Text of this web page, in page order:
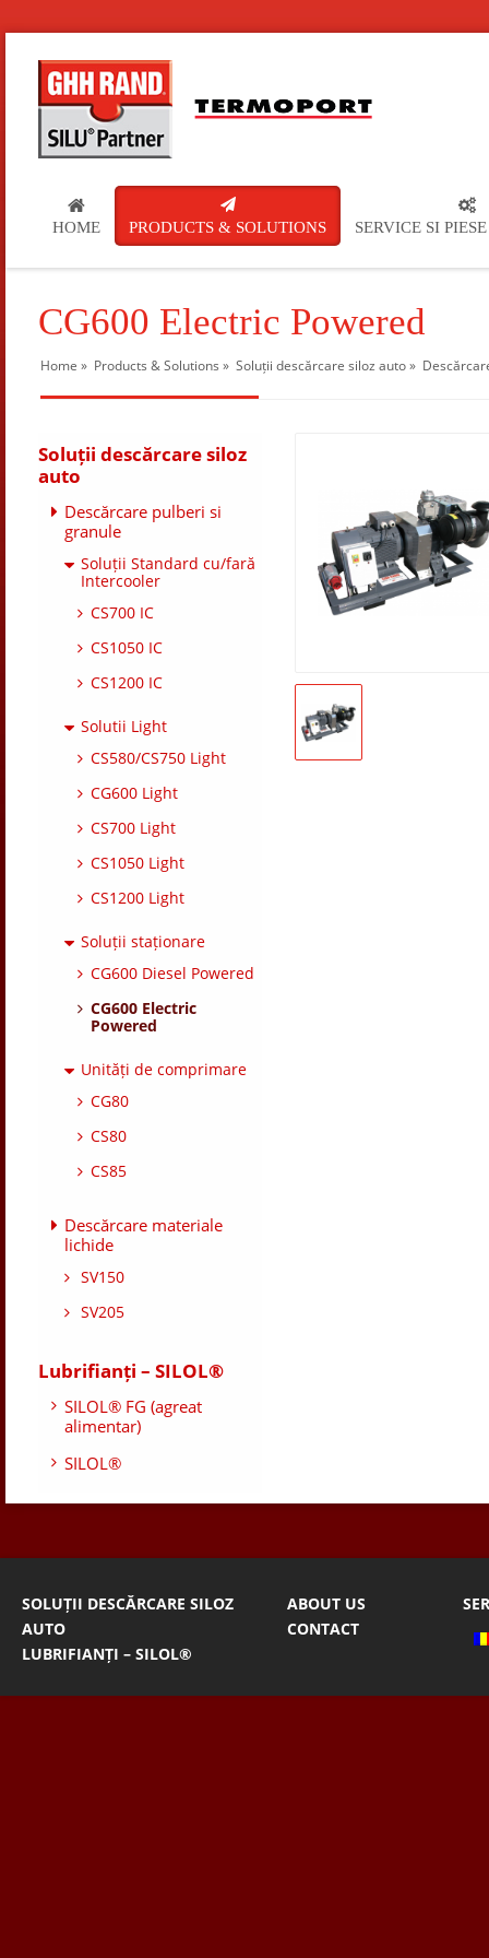
HOME PRODUCTS & SOLUTIONS SERVICE SI
CG600 Electric Powered
Home » Products & Solutions » Soluții descărcare siloz auto»
Soluții descărcare siloz
auto
Descărcare pulberi si
granule
Soluții Standard cu/fară
Intercooler
CS700 IC
CS1050 IC
CS1200 IC
Solutii Light
CS580/CS750 Light
CG600 Light
CS700 Light
CS1050 Light
CS1200 Light
Soluții staționare
CG600 Diesel Powered
CG600 Electric
Powered
Unități de comprimare
CG80
CS80
CS85
Descărcare materiale
lichide
SV150
SV205
Lubrifianți – SILOL®
SILOL® FG (agreat
alimentar)
SILOL®
SOLUȚII DESCĂRCARE SILOZ
AUTO
LUBRIFIANȚI – SILOL®
ABOUT US
CONTACT